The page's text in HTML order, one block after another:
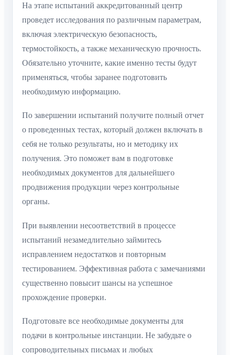
На этапе испытаний аккредитованный центр
проведет исследования по различным параметрам,
включая электрическую безопасность,
термостойкость, а также механическую прочность.
Обязательно уточните, какие именно тесты будут
применяться, чтобы заранее подготовить
необходимую информацию.
По завершении испытаний получите полный отчет
о проведенных тестах, который должен включать в
себя не только результаты, но и методику их
получения. Это поможет вам в подготовке
необходимых документов для дальнейшего
продвижения продукции через контрольные
органы.
При выявлении несоответствий в процессе
испытаний незамедлительно займитесь
исправлением недостатков и повторным
тестированием. Эффективная работа с замечаниями
существенно повысит шансы на успешное
прохождение проверки.
Подготовьте все необходимые документы для
подачи в контрольные инстанции. Не забудьте о
сопроводительных письмах и любых